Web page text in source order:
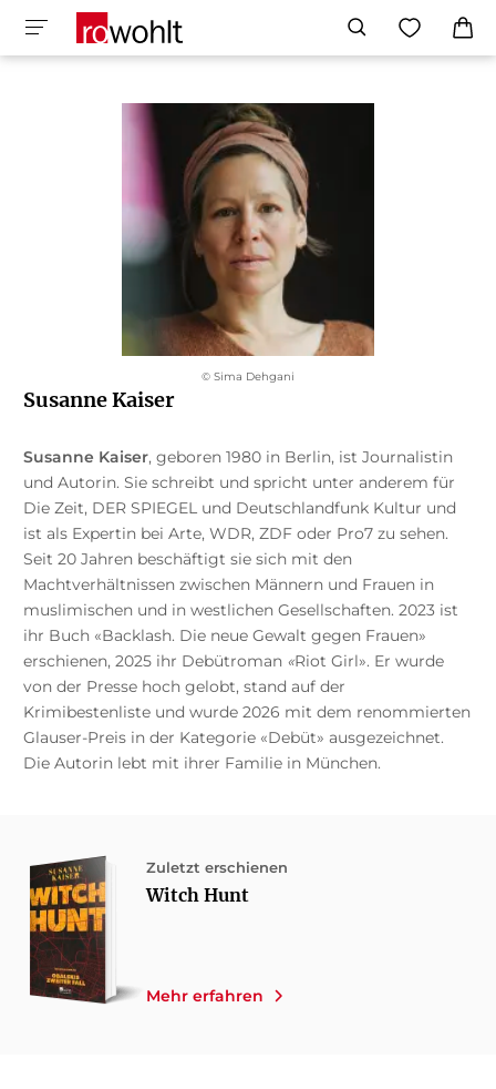
© Sima Dehgani
Susanne Kaiser
Susanne Kaiser, geboren 1980 in Berlin, ist Journalistin
und Autorin. Sie schreibt und spricht unter anderem für
Die Zeit, DER SPIEGEL und Deutschlandfunk Kultur und
ist als Expertin bei Arte, WDR, ZDF oder Pro7 zu sehen.
Seit 20 Jahren beschäftigt sie sich mit den
Machtverhältnissen zwischen Männern und Frauen in
muslimischen und in westlichen Gesellschaften. 2023 ist
ihr Buch «Backlash. Die neue Gewalt gegen Frauen»
erschienen, 2025 ihr Debütroman«Riot Girl». Er wurde
von der Presse hoch gelobt, stand auf der
Krimibestenliste und wurde 2026 mit dem renommierten
Glauser-Preis in der Kategorie «Debüt» ausgezeichnet.
Die Autorin lebt mit ihrer Familie in München.
Zuletzt erschienen
Witch Hunt
Mehr erfahren